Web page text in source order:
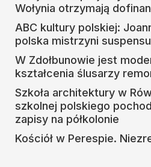
Wołynia otrzymają
ABC kultury polskiej:
polska mistrzyni suspensu
W Zdołbunowie jest
kształcenia ślusarzy
Szkoła architektury w
szkolnej polskiego
zapisy na półkolonie
Kościół w Perespie.